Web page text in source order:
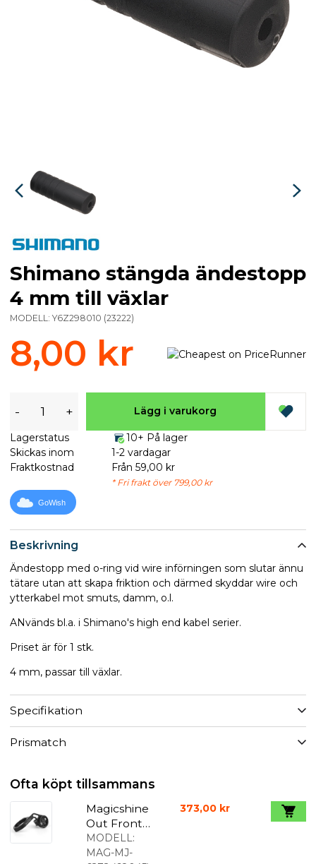
Beskrivning
Ändestopp med o-ring vid wire införningen som slutar ännu
tätare utan att skapa friktion och därmed skyddar wire och
ytterkabel mot smuts, damm, o.l.
ANvänds bl.a. i Shimano's high end kabel serier.
Priset är för 1 stk.
4 mm, passar till växlar.
Specifikation
Prismatch
Shimano stängda ändestopp
4 mm till växlar
MODELL: Y6Z298010 (23222)
8,00 kr
- + Lägg i varukorg
Lagerstatus
10+ På lager
Skickas inom
1-2 vardagar
Fraktkostnad
Från 59,00 kr
* Fri frakt över 799,00 kr
GoWish
Ofta köpt tillsammans
Magicshine
Out Front
Mount
Kompakt
MODELL:
MAG-MJ-
373,00 kr